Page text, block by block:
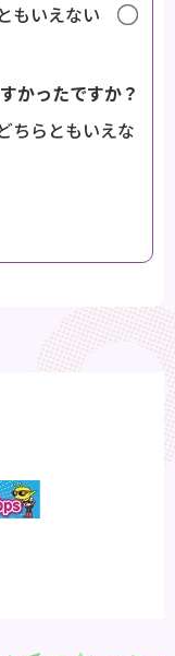
もいえない
かったですか？
ちらともいえな